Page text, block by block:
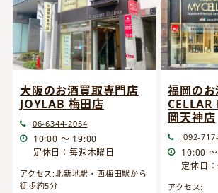
大阪のお酒買取専門店
JOYLAB 梅田店
06-6344-2054
10:00 ～ 19:00
定休日：毎週木曜日
アクセス:北新地駅・西梅田駅から
徒歩約5分
福岡の
岡天神店
092-
10:00
定休日
アクセス: